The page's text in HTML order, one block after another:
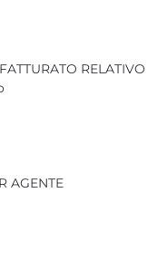
RELATIVO
AGENTE